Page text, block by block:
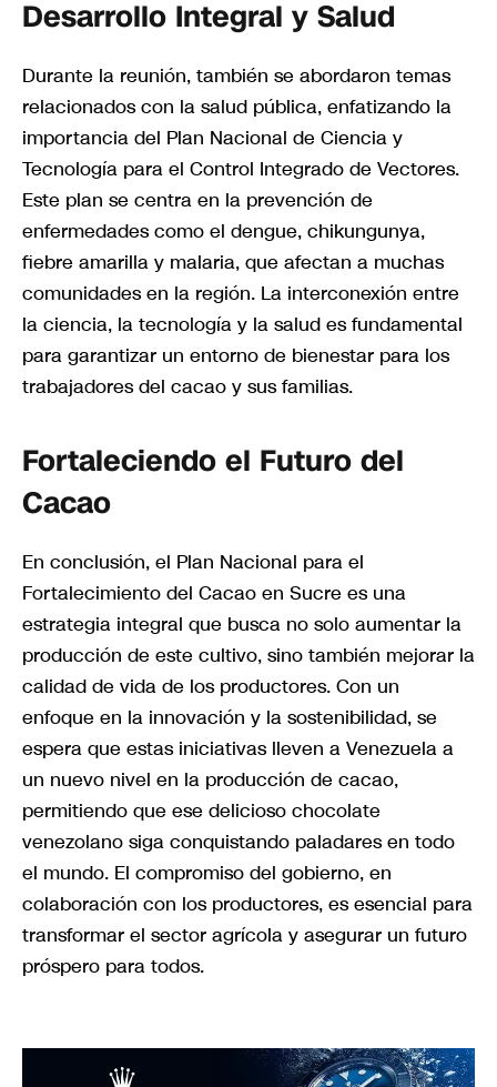
Desarrollo Integral y Salud
Durante la reunión, también se abordaron temas
relacionados con la salud pública, enfatizando la
importancia del Plan Nacional de Ciencia y
Tecnología para el Control Integrado de Vectores.
Este plan se centra en la prevención de
enfermedades como el dengue, chikungunya,
fiebre amarilla y malaria, que afectan a muchas
comunidades en la región. La interconexión entre
la ciencia, la tecnología y la salud es fundamental
para garantizar un entorno de bienestar para los
trabajadores del cacao y sus familias.
Fortaleciendo el Futuro del
Cacao
En conclusión, el Plan Nacional para el
Fortalecimiento del Cacao en Sucre es una
estrategia integral que busca no solo aumentar la
producción de este cultivo, sino también mejorar la
calidad de vida de los productores. Con un
enfoque en la innovación y la sostenibilidad, se
espera que estas iniciativas lleven a Venezuela a
un nuevo nivel en la producción de cacao,
permitiendo que ese delicioso chocolate
venezolano siga conquistando paladares en todo
el mundo. El compromiso del gobierno, en
colaboración con los productores, es esencial para
transformar el sector agrícola y asegurar un futuro
próspero para todos.